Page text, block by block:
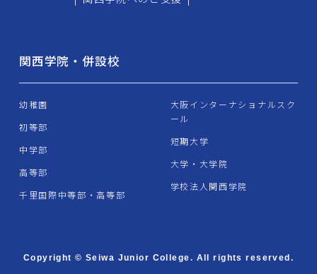
関西学院・併設校
幼稚園
初等部
中学部
高等部
千里国際中等部・高等部
大阪インターナショナルスク
ール
短期大学
大学・大学院
学校法人関西学院
Copyright © Seiwa Junior College. All rights reserved.